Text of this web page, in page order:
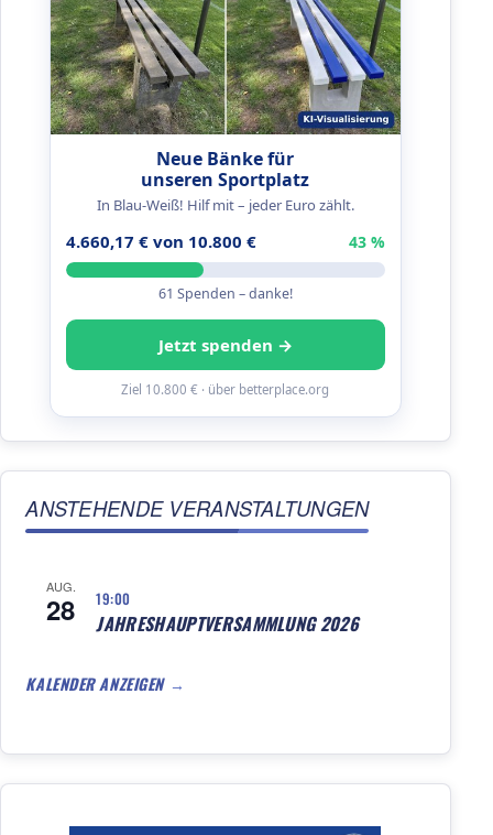
Neue Bänke für
unseren Sportplatz
In Blau-Weiß! Hilf mit – jeder Euro zählt.
4.660,17 € von 10.800 € 43 %
61 Spenden – danke!
Jetzt spenden →
Ziel 10.800 € · über betterplace.org
ANSTEHENDE VERANSTALTUNGEN
AUG.
28 19:00
JAHRESHAUPTVERSAMMLUNG 2026
KALENDER ANZEIGEN